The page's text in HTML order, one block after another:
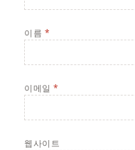
이름 *
이메일*
웹사이트